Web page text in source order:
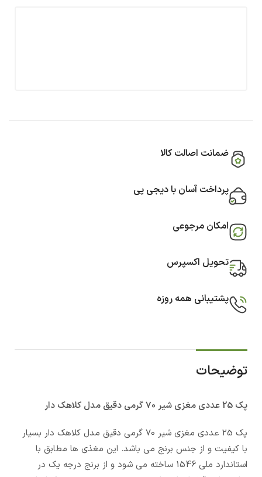
ضمانت اصالت کالا
پرداخت آسان با دیجی پی
امکان مرجوعی
تحویل اکسپرس
پشتیبانی همه روزه
توضیحات
پک 25 عددی مغزی شیر 70 گرمی دقیق مدل کلاهک دار
پک 25 عددی مغزی شیر 70 گرمی دقیق مدل کلاهک دار بسیار
با کیفیت و از جنس برنج می باشد. این مغذی ها مطابق با
استاندارد ملی 1546 ساخته می شود و از برنج درجه یک در